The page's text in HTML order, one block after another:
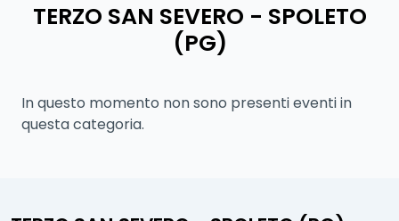
TERZO SAN SEVERO - SPOLETO
(PG)
In questo momento non sono presenti eventi in
questa categoria.